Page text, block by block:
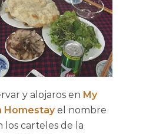
y alojaros en My
Homestay el nombre
carteles de la